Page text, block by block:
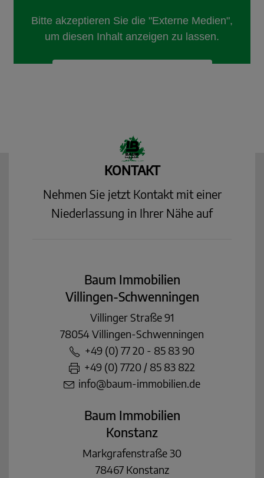
KONTAKT
Nehmen Sie jetzt Kontakt mit einer
Niederlassung in Ihrer Nähe auf
Baum Immobilien
Villingen-Schwenningen
Villinger Straße 91
78054 Villingen-Schwenningen
+49 (0) 77 20 - 85 83 90
+49 (0) 7720 / 85 83 822
info@baum-immobilien.de
Baum Immobilien
Konstanz
Markgrafenstraße 30
78467 Konstanz